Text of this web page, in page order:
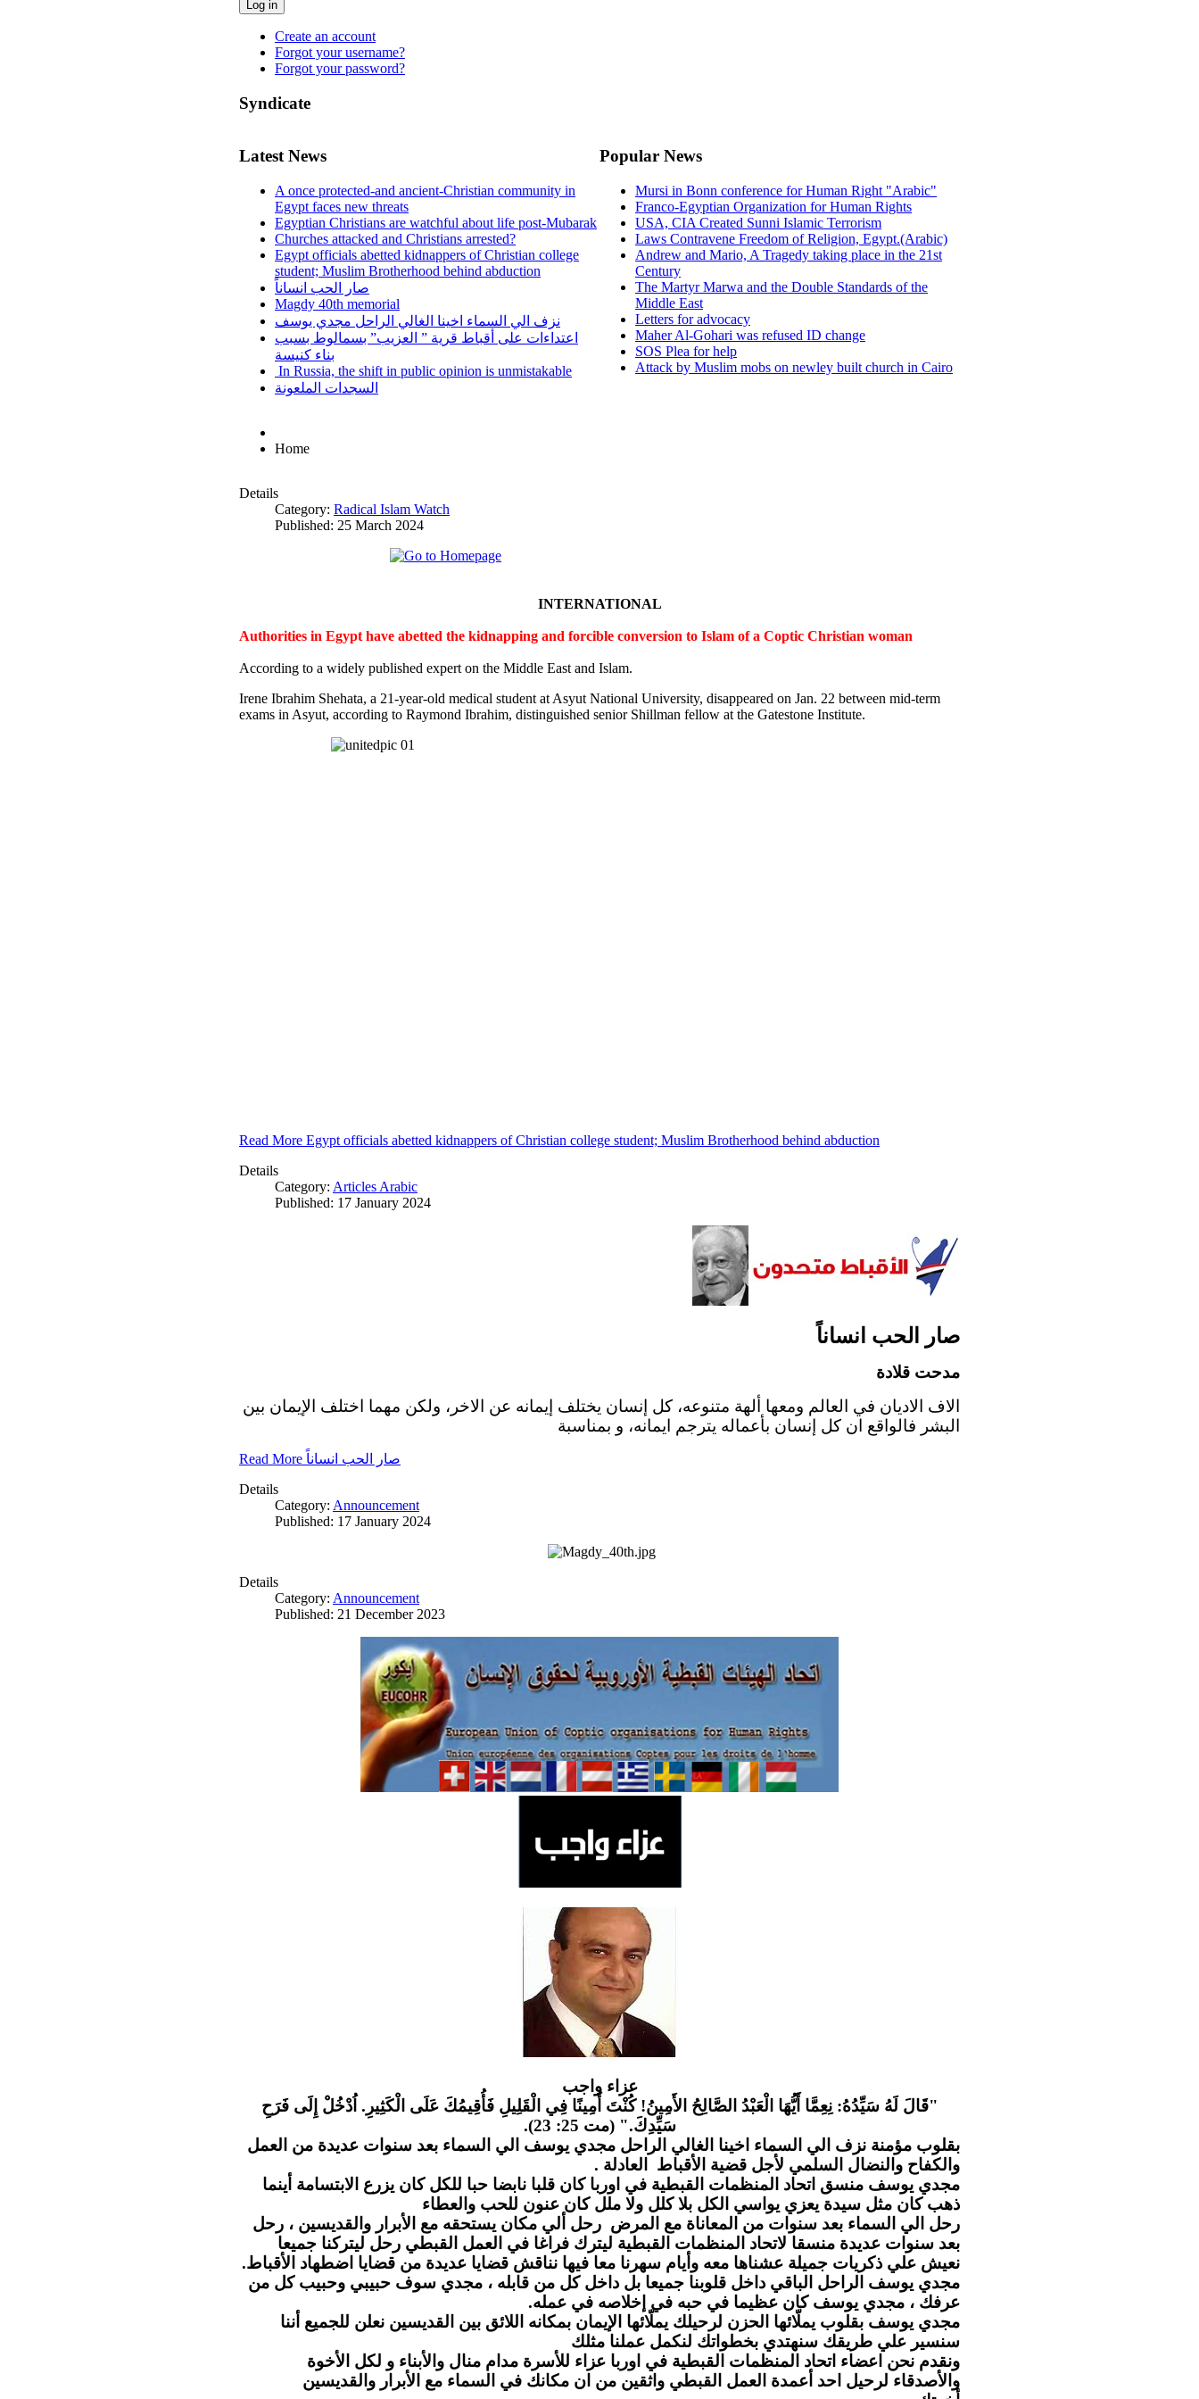
Log in
Create an account
Forgot your username?
Forgot your password?
Syndicate
Latest News
A once protected-and ancient-Christian community in
Egypt faces new threats
Egyptian Christians are watchful about life post-Mubarak
Churches attacked and Christians arrested?
Egypt officials abetted kidnappers of Christian college
student; Muslim Brotherhood behind abduction
صار الحب انساناً
Magdy 40th memorial
نزف الي السماء اخينا الغالي الراحل مجدي يوسف
اعتداءات على أقباط قرية ” العزيب” بسمالوط بسبب
بناء كنيسة
In Russia, the shift in public opinion is unmistakable
السجدات الملعونة
Popular News
Mursi in Bonn conference for Human Right "Arabic"
Franco-Egyptian Organization for Human Rights
USA, CIA Created Sunni Islamic Terrorism
Laws Contravene Freedom of Religion, Egypt.(Arabic)
Andrew and Mario, A Tragedy taking place in the 21st
Century
The Martyr Marwa and the Double Standards of the
Middle East
Letters for advocacy
Maher Al-Gohari was refused ID change
SOS Plea for help
Attack by Muslim mobs on newley built church in Cairo
Home
Details
Category: Radical Islam Watch
Published: 25 March 2024
INTERNATIONAL
Authorities in Egypt have abetted the kidnapping and forcible conversion to Islam of a Coptic Christian woman
According to a widely published expert on the Middle East and Islam.
Irene Ibrahim Shehata, a 21-year-old medical student at Asyut National University, disappeared on Jan. 22 between mid-term
exams in Asyut, according to Raymond Ibrahim, distinguished senior Shillman fellow at the Gatestone Institute.
Read More Egypt officials abetted kidnappers of Christian college student; Muslim Brotherhood behind abduction
Details
Category: Articles Arabic
Published: 17 January 2024
صار الحب انساناً
مدحت قلادة
الاف الاديان في العالم ومعها ألهة متنوعه، كل إنسان يختلف إيمانه عن الاخر، ولكن مهما اختلف الإيمان بين
البشر فالواقع ان كل إنسان بأعماله يترجم ايمانه، و بمناسبة
Read More صار الحب انساناً
Details
Category: Announcement
Published: 17 January 2024
Details
Category: Announcement
Published: 21 December 2023
عزاء واجب
"قَالَ لَهُ سَيِّدُهُ: نِعِمَّا أَيُّهَا الْعَبْدُ الصَّالِحُ الأَمِينُ! كُنْتَ أَمِينًا فِي الْقَلِيلِ فَأُقِيمُكَ عَلَى الْكَثِيرِ. اُدْخُلْ إِلَى فَرَحِ
سَيِّدِكَ." (مت 25: 23).
بقلوب مؤمنة نزف الي السماء اخينا الغالي الراحل مجدي يوسف الي السماء بعد سنوات عديدة من العمل
والكفاح والنضال السلمي لأجل قضية الأقباط العادلة .
مجدي يوسف منسق اتحاد المنظمات القبطية في اوربا كان قلبا نابضا حبا للكل كان يزرع الابتسامة أينما
ذهب كان مثل سيدة يعزي يواسي الكل بلا كلل ولا ملل كان عنون للحب والعطاء
رحل الي السماء بعد سنوات من المعاناة مع المرض رحل ألي مكان يستحقه مع الأبرار والقديسين ، رحل
بعد سنوات عديدة منسقا لاتحاد المنظمات القبطية ليترك فراغا في العمل القبطي رحل ليتركنا جميعا
نعيش علي ذكريات جميلة عشناها معه وأيام سهرنا معا فيها نناقش قضايا عديدة من قضايا اضطهاد الأقباط.
مجدي يوسف الراحل الباقي داخل قلوبنا جميعا بل داخل كل من قابله ، مجدي سوف حبيبي وحبيب كل من
عرفك ، مجدي يوسف كان عظيما في حبه في إخلاصه في عمله.
مجدي يوسف بقلوب يملّائها الحزن لرحيلك يملّائها الإيمان بمكانه اللائق بين القديسين نعلن للجميع أننا
سنسير علي طريقك سنهتدي بخطواتك لنكمل عملنا مثلك
ونقدم نحن اعضاء اتحاد المنظمات القبطية في اوربا عزاء للأسرة مدام منال والأبناء و لكل الأخوة
والأصدقاء لرحيل احد أعمدة العمل القبطي واثقين من ان مكانك في السماء مع الأبرار والقديسين